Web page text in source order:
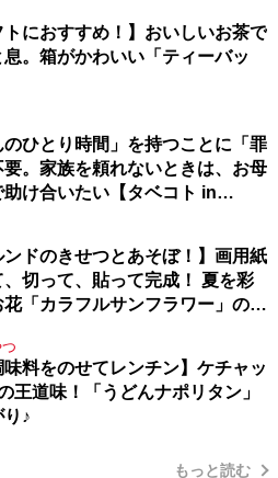
トにおすすめ！】おいしいお茶で
。箱がかわいい「ティーバッ
のひとり時間」を持つことに「罪
要。家族を頼れないときは、お母
助け合いたい【タベコト in
ンドのきせつとあそぼ！】画用紙
、切って、貼って完成！ 夏を彩
花「カラフルサンフラワー」の作
味料をのせてレンチン】ケチャッ
王道味！「うどんナポリタン」
♪
もっと読む